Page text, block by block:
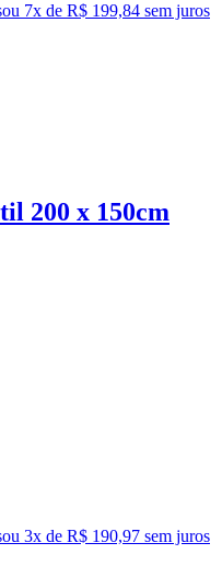
ou 7x de R$ 199,84 sem juros
200 x 150cm
ou 3x de R$ 190,97 sem juros